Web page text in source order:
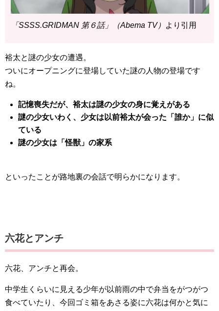
「SSSS.GRIDMAN 第６話」（Abema TV） より引用
裕太と謎の少女の遭遇。
ついにオープニングに登場していた謎の人物の登場です
ね。
記憶喪失だが、裕太は謎の少女の身に覚えがある
謎の少女いわく、少女は以前裕太が会った「誰か」に似
ている
謎の少女は「怪獣」の家系
といったことが路地裏の会話で明らかになります。
六花とアンチ
六花、アンチと再会。
中学生くらいに見える少年が以前雨の中で弁当をがつがつ
食べていたり、今回ゴミ箱をあさる姿に六花は何かと気に